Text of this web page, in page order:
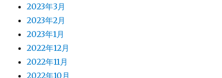
2023年3月
2023年2月
2023年1月
2022年12月
2022年11月
2022年10月